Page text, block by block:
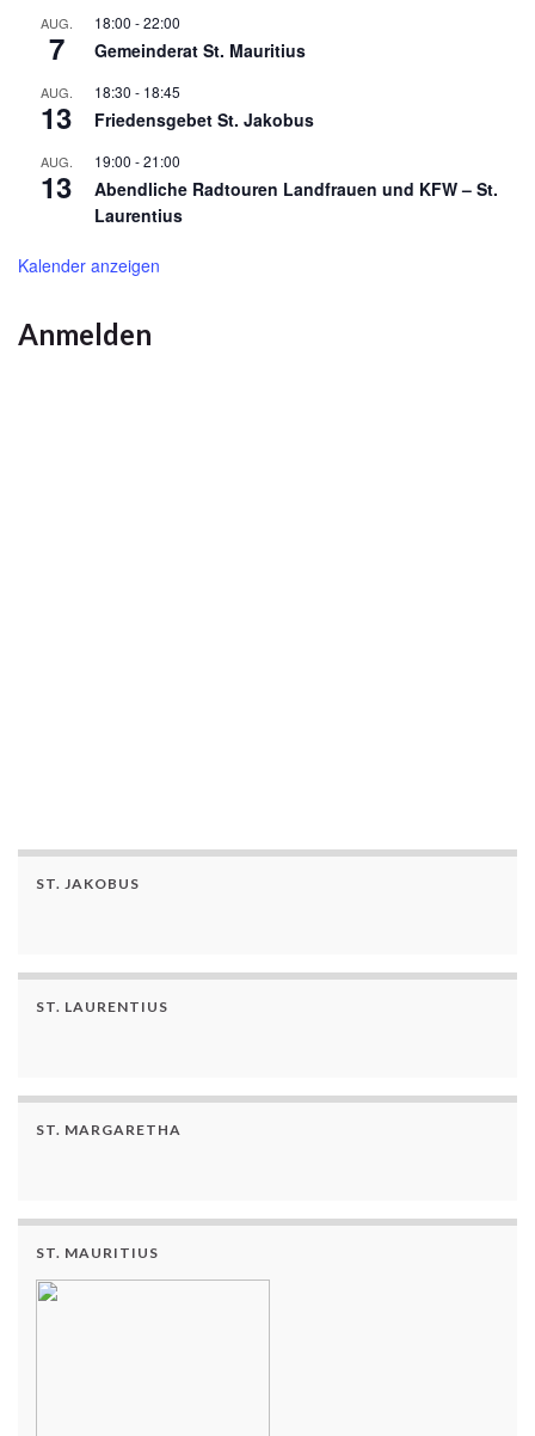
AUG.
7
18:00 -22:00
Gemeinderat St. Mauritius
AUG.
13
18:30 - 18:45
Friedensgebet St. Jakobus
AUG.
13
19:00 -21:00
Abendliche Radtouren Landfrauen und KFW – St.
Laurentius
Kalender anzeigen
Anmelden
ST. JAKOBUS
ST. LAURENTIUS
ST. MARGARETHA
ST. MAURITIUS